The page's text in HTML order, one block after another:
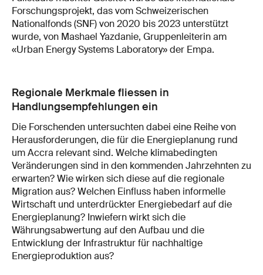
Forschungsprojekt, das vom Schweizerischen
Nationalfonds (SNF) von 2020 bis 2023 unterstützt
wurde, von Mashael Yazdanie, Gruppenleiterin am
«Urban Energy Systems Laboratory» der Empa.
Regionale Merkmale fliessen in
Handlungsempfehlungen ein
Die Forschenden untersuchten dabei eine Reihe von
Herausforderungen, die für die Energieplanung rund
um Accra relevant sind. Welche klimabedingten
Veränderungen sind in den kommenden Jahrzehnten zu
erwarten? Wie wirken sich diese auf die regionale
Migration aus? Welchen Einfluss haben informelle
Wirtschaft und unterdrückter Energiebedarf auf die
Energieplanung? Inwiefern wirkt sich die
Währungsabwertung auf den Aufbau und die
Entwicklung der Infrastruktur für nachhaltige
Energieproduktion aus?